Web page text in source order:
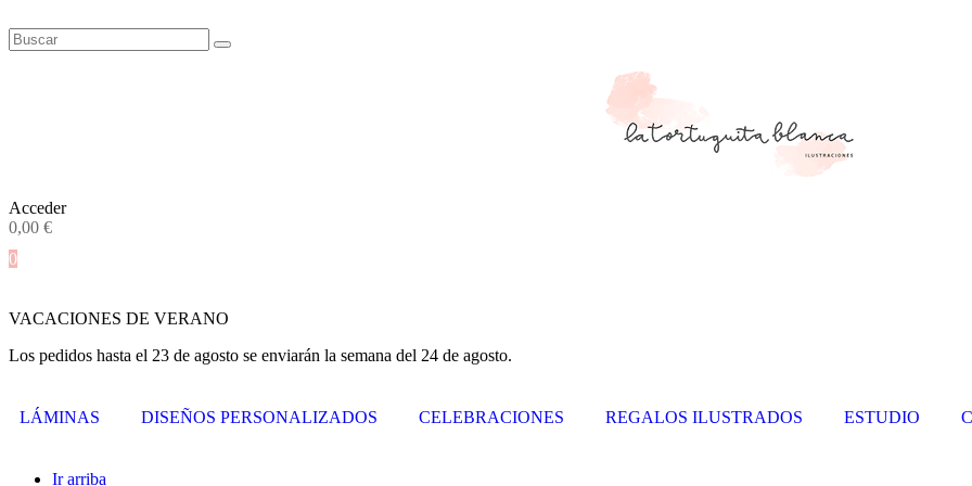
Acceder
0,00 €
0
VACACIONES DE VERANO
Los pedidos hasta el 23 de agosto se enviarán la semana del 24 de agosto.
LÁMINAS DISEÑOS PERSONALIZADOS CELEBRACIONES REGALOS ILUSTRADOS ESTUDIO
Ir arriba